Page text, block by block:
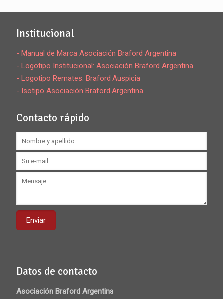
Institucional
- Manual de Marca Asociación Braford Argentina
- Logotipo Institucional: Asociación Braford Argentina
- Logotipo Remates: Braford Auspicia
- Isotipo Asociación Braford Argentina
Contacto rápido
Datos de contacto
Asociación Braford Argentina